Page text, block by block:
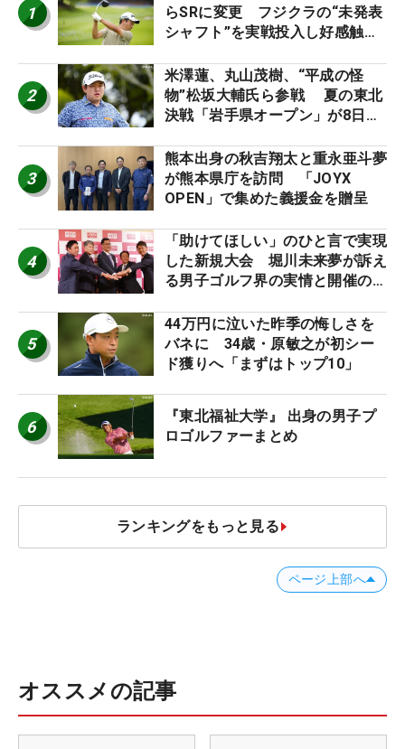
1
らSRに変更 フジクラの“未発表
シャフト”を実戦投入し好感触
ーのヒトネタ！】
2
米澤蓮、丸山茂樹、“平成の怪
物”松坂大輔氏ら参戦 夏の東北
決戦「岩手県オープン」が8日開
3
熊本出身の秋吉翔太と重永亜斗夢
が熊本県庁を訪問 「JOYX
OPEN」で集めた義援金を贈呈
4
「助けてほしい」のひと言で実現
した新規大会 堀川未来夢が訴え
る男子ゴルフ界の実情と開催の舞
5
44万円に泣いた昨季の悔しさを
バネに 34歳・原敏之が初シー
ド獲りへ「まずはトップ10」
6
『東北福祉大学』 出身の男子プ
ロゴルファーまとめ
ランキングをもっと見る
ページ上部へ
オススメの記事